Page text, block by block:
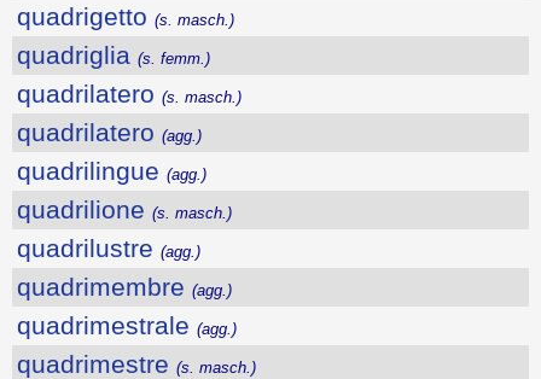
quadrigetto (s. masch.)
quadriglia (s. femm.)
quadrilatero (s. masch.)
quadrilatero (agg.)
quadrilingue (agg.)
quadrilione (s. masch.)
quadrilustre (agg.)
quadrimembre (agg.)
quadrimestrale (agg.)
quadrimestre (s. masch.)